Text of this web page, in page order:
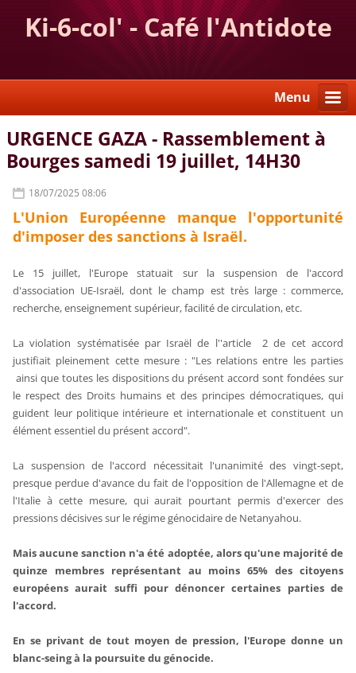
Ki-6-col' - Café l'Antidote
Menu
URGENCE GAZA - Rassemblement à
Bourges samedi 19 juillet, 14H30
18/07/2025 08:06
L'Union Européenne manque l'opportunité
d'imposer des sanctions à Israël.
Le 15 juillet, l'Europe statuait sur la suspension de l'accord
d'association UE-Israël, dont le champ est très large : commerce,
recherche, enseignement supérieur, facilité de circulation, etc.
La violation systématisée par Israël de l''article 2 de cet accord
justifiait pleinement cette mesure : "Les relations entre les parties
ainsi que toutes les dispositions du présent accord sont fondées sur
le respect des Droits humains et des principes démocratiques, qui
guident leur politique intérieure et internationale et constituent un
élément essentiel du présent accord".
La suspension de l'accord nécessitait l'unanimité des vingt-sept,
presque perdue d'avance du fait de l'opposition de l'Allemagne et de
l'Italie à cette mesure, qui aurait pourtant permis d'exercer des
pressions décisives sur le régime génocidaire de Netanyahou.
Mais aucune sanction n'a été adoptée, alors qu'une majorité de
quinze membres représentant au moins 65% des citoyens
européens aurait suffi pour dénoncer certaines parties de
l'accord.
En se privant de tout moyen de pression, l'Europe donne un
blanc-seing à la poursuite du génocide.